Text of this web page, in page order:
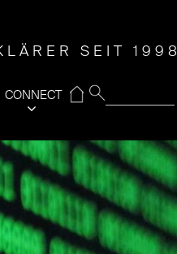
SEIT 1998
CONNECT
⌂